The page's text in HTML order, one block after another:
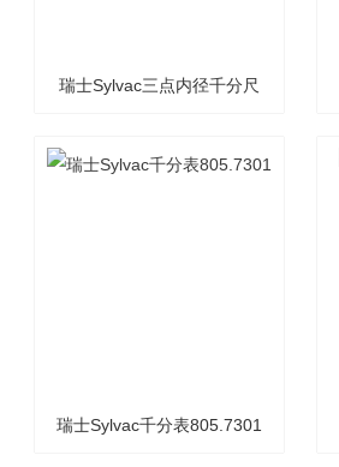
瑞士Sylvac三点内径千分尺
瑞士Sylvac千分表805.7301